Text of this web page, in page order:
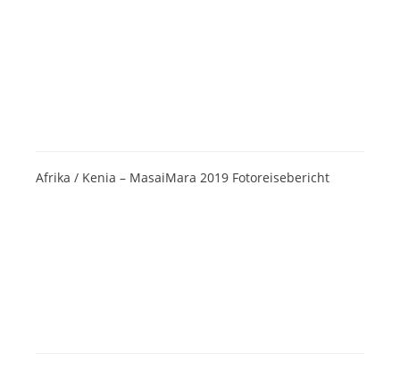
Afrika / Kenia – MasaiMara 2019 Fotoreisebericht